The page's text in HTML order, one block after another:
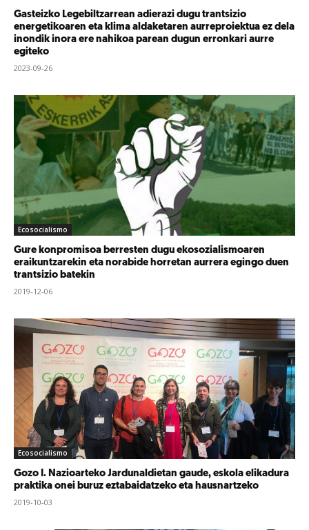
Gasteizko Legebiltzarrean adierazi dugu trantsizio
energetikoaren eta klima aldaketaren aurreproiektua ez dela
inondik inora ere nahikoa parean dugun erronkari aurre
egiteko
2023-09-26
Ecosocialismo
Gure konpromisoa berresten dugu ekosozialismoaren
eraikuntzarekin eta norabide horretan aurrera egingo duen
trantsizio batekin
2019-12-06
Ecosocialismo
Gozo I. Nazioarteko Jardunaldietan gaude, eskola elikadura
praktika onei buruz eztabaidatzeko eta hausnartzeko
2019-10-03